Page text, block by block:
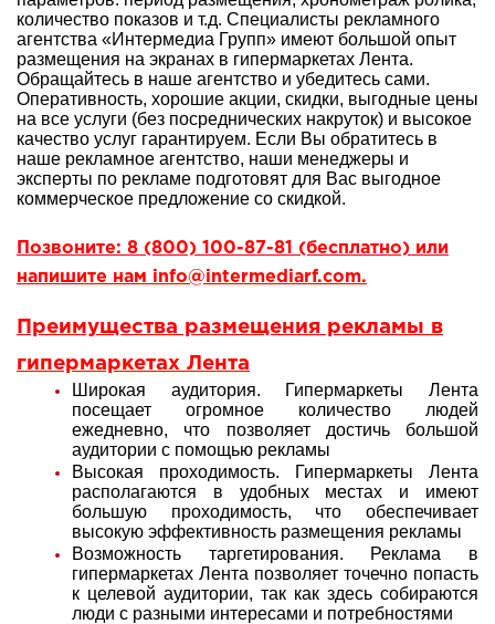
количество показов и т.д. Специалисты рекламного
агентства «Интермедиа Групп» имеют большой опыт
размещения на экранах в гипермаркетах Лента.
Обращайтесь в наше агентство и убедитесь сами.
Оперативность, хорошие акции, скидки, выгодные цены
на все услуги (без посреднических накруток) и высокое
качество услуг гарантируем. Если Вы обратитесь в
наше рекламное агентство, наши менеджеры и
эксперты по рекламе подготовят для Вас выгодное
коммерческое предложение со скидкой.
Позвоните: 8 (800) 100-87-81 (бесплатно) или
напишите нам info@intermediarf.com.
Преимущества размещения рекламы в
гипермаркетах Лента
Широкая аудитория. Гипермаркеты Лента
посещает огромное количество людей
ежедневно, что позволяет достичь большой
аудитории с помощью рекламы
Высокая проходимость. Гипермаркеты Лента
располагаются в удобных местах и имеют
большую проходимость, что обеспечивает
высокую эффективность размещения рекламы
Возможность таргетирования. Реклама в
гипермаркетах Лента позволяет точечно попасть
к целевой аудитории, так как здесь собираются
люди с разными интересами и потребностями